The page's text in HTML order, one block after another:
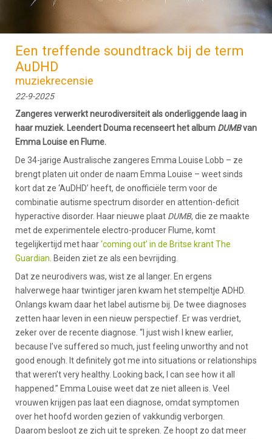
Een treffende soundtrack bij de term
AuDHD
muziekrecensie
22-9-2025
Zangeres verwerkt neurodiversiteit als onderliggende laag in
haar muziek. Leendert Douma recenseert het album DUMBvan
Emma Louise en Flume.
De 34-jarige Australische zangeres Emma Louise Lobb – ze
brengt platen uit onder de naam Emma Louise – weet sinds
kort dat ze ‘AuDHD’ heeft, de onofficiële term voor de
combinatie autisme spectrum disorder en attention-deficit
hyperactive disorder. Haar nieuwe plaat DUMB, die ze maakte
met de experimentele electro-producer Flume, komt
tegelijkertijd met haar‘coming out’ in de Britse krant The
Guardian . Beiden ziet ze als een bevrijding.
Dat ze neurodivers was, wist ze al langer. En ergens
halverwege haar twintiger jaren kwam het stempeltje ADHD.
Onlangs kwam daar het label autisme bij. De twee diagnoses
zetten haar leven in een nieuw perspectief. Er was verdriet,
zeker over de recente diagnose. “I just wish I knew earlier,
because I’ve suffered so much, just feeling unworthy and not
good enough. It definitely got me into situations or relationships
that weren’t very healthy. Looking back, I can see how it all
happened.” Emma Louise weet dat ze niet alleen is. Veel
vrouwen krijgen pas laat een diagnose, omdat symptomen
over het hoofd worden gezien of vakkundig verborgen.
Daarom besloot ze zich uit te spreken. Ze hoopt zo dat meer